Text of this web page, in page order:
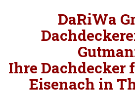
DaRiWa
Ihre Dachdecker
Eisenach in